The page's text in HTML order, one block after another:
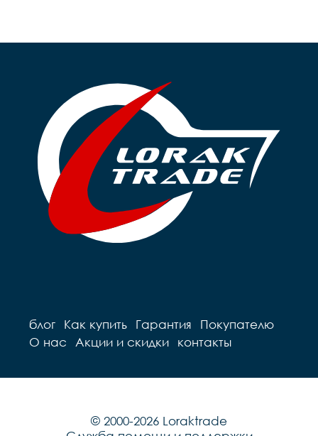
блог Как купить Гарантия
Покупателю
О нас
Акции и скидки контакты
© 2000-2026 Loraktrade